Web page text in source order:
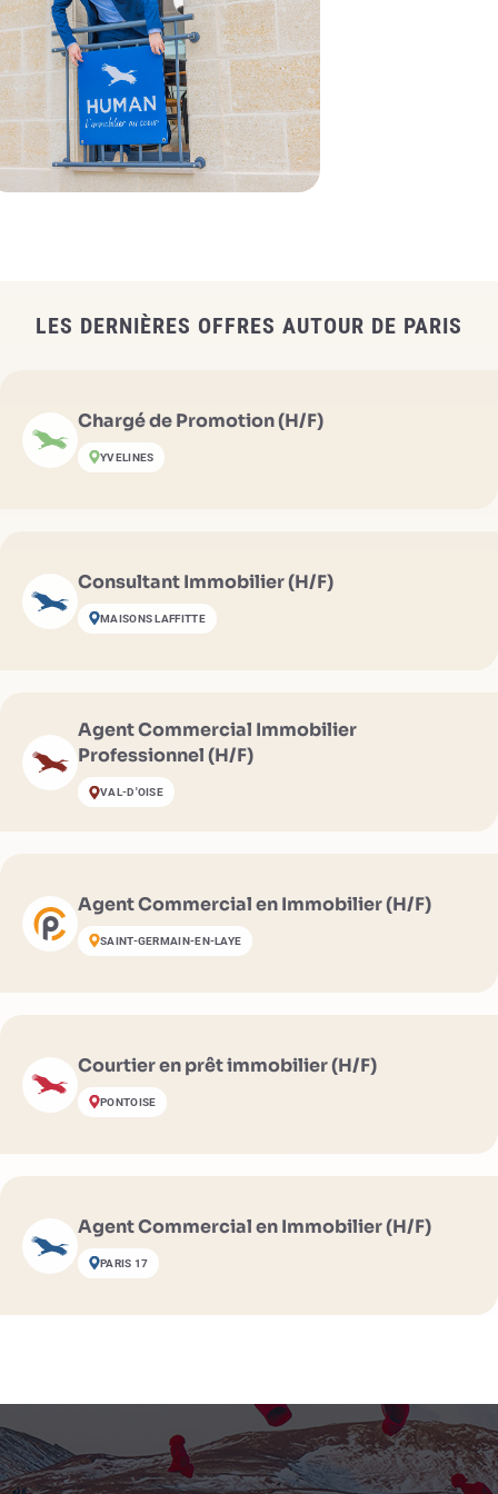
LES DERNIÈRES OFFRES AUTOUR DE PARIS
Chargé de Promotion (H/F)
YVELINES
Consultant Immobilier (H/F)
MAISONS LAFFITTE
Agent Commercial Immobilier
Professionnel (H/F)
VAL-D'OISE
Agent Commercial en Immobilier (H/F)
SAINT-GERMAIN-EN-LAYE
Courtier en prêt immobilier (H/F)
PONTOISE
Agent Commercial en Immobilier (H/F)
PARIS 17